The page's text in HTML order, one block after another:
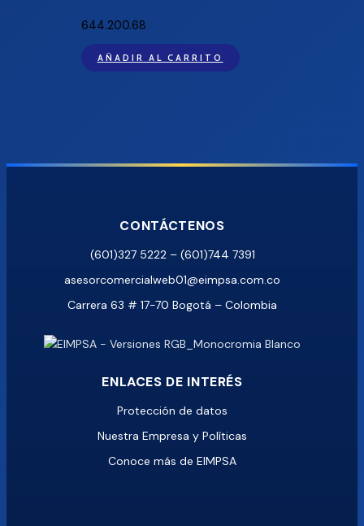
644.200.68
AÑADIR AL CARRITO
CONTÁCTENOS
(601)327 5222 – (601)744 7391
asesorcomercialweb01@eimpsa.com.co
Carrera 63 # 17-70 Bogotá – Colombia
ENLACES DE INTERÉS
Protección de datos
Nuestra Empresa y Políticas
Conoce más de EIMPSA